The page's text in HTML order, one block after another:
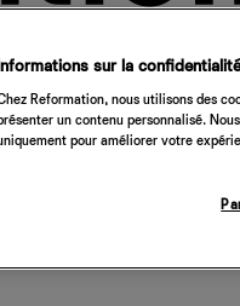
Informations sur la confidentialité
Reformation, nous utilisons des
un contenu personnalisé.
pour améliorer votre